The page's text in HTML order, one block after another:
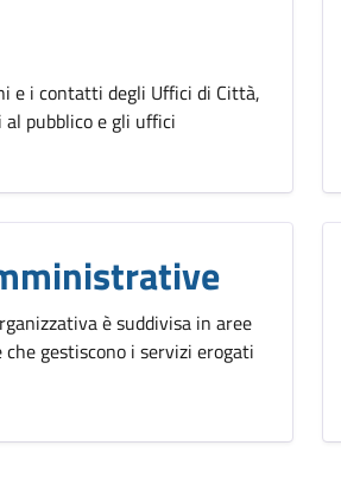
e i contatti degli Uffici di Città,
pubblico e gli uffici
è suddivisa in aree
che gestiscono i servizi erogati